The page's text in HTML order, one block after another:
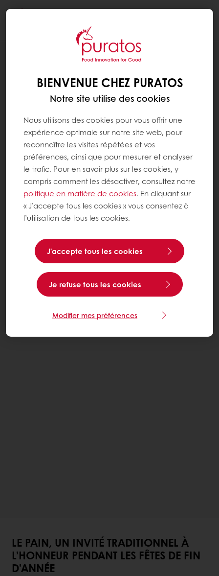
LE PAIN, UN INVITÉ TRADITIONNEL À
L’HONNEUR PENDANT LES FÊTES DE FIN
D’ANNÉE
BIENVENUE CHEZ PURATOS
Notre site utilise des cookies
Nous utilisons des cookies pour vous offrir une
expérience optimale sur notre site web, pour
reconnaître les visites répétées et vos
préférences, ainsi que pour mesurer et analyser
le trafic. Pour en savoir plus sur les cookies, y
compris comment les désactiver, consultez notre
politique en matière de cookies. En cliquant sur
« J’accepte tous les cookies » vous consentez à
l’utilisation de tous les cookies.
J’accepte tous les cookies
Je refuse tous les cookies
Modifier mes préférences